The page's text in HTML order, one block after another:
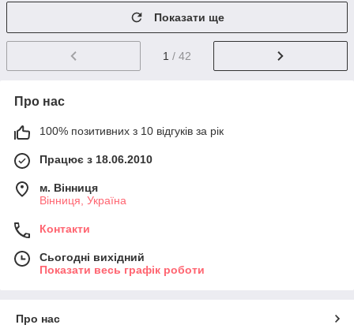
Показати ще
1 / 42
Про нас
100% позитивних з 10 відгуків за рік
Працює з 18.06.2010
м. Вінниця
Вінниця, Україна
Контакти
Сьогодні вихідний
Показати весь графік роботи
Про нас